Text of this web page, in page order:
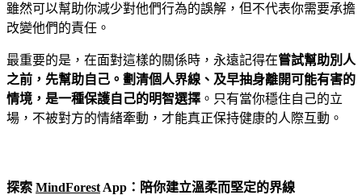
雖然可以幫助你減少對他們行為的誤解，但不代表你需要承擔
改變他們的責任。
最重要的是，在面對這樣的關係時，永遠記得在嘗試幫助別人
之前，先幫助自己。劃清個人界線、及早抽身離開可能有害的
情境，是一種保護自己的明智選擇 。只有當你穩住自己的立
場，不被對方的情緒牽動，才能真正保持健康的人際互動。
探索 MindForest App：陪你建立溫柔而堅定的界線